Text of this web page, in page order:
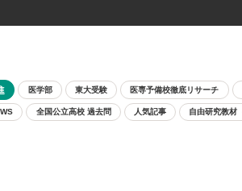
医学部 東大受験 医専予備校徹底リサーチ
全国公立高校 過去問 人気記事 自由研究教材